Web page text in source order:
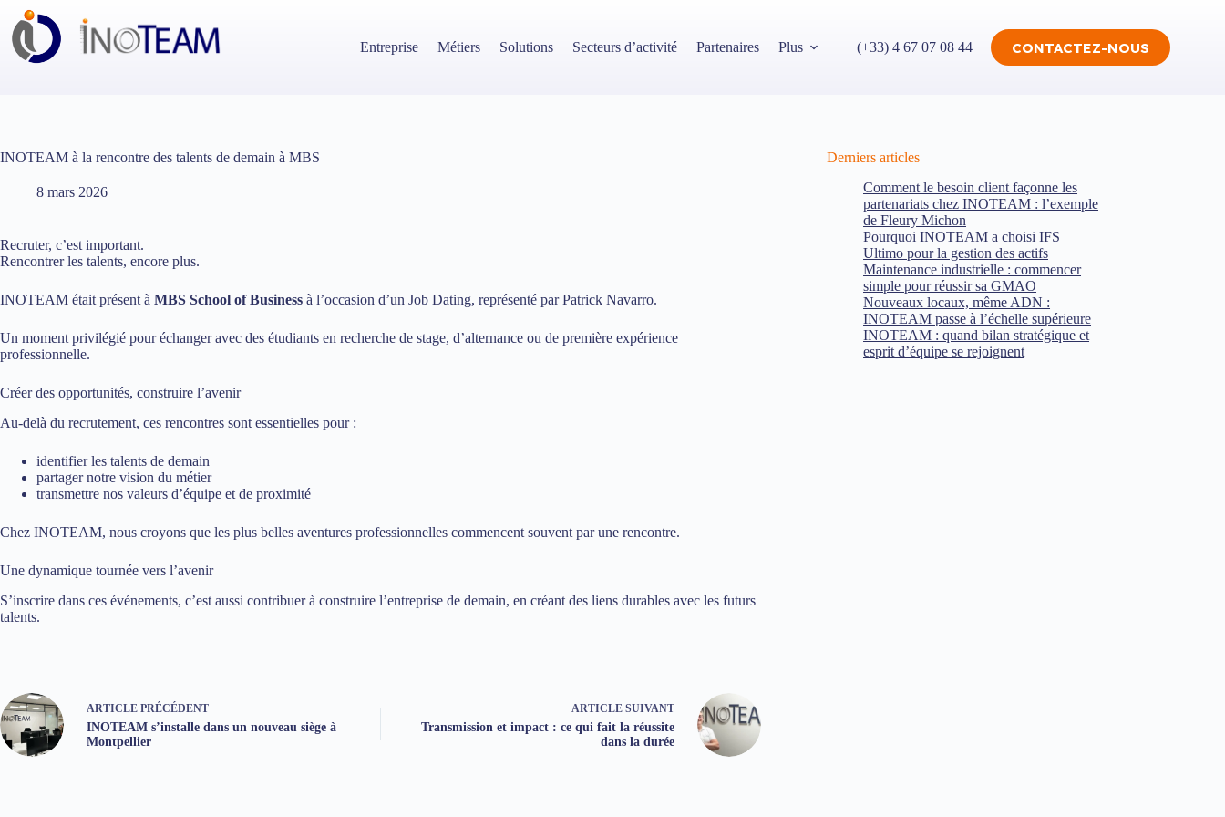
Passer
contenu
Entreprise Métiers Solutions Secteurs d’activité Partenaires Plus (+33) 4 67 07 08 44 CONTACTEZ-NOUS
INOTEAM à la rencontre des talents de demain à MBS
8 mars 2026
Recruter, c’est important.
Rencontrer les talents, encore plus.
INOTEAM était présent à MBS School of Business à l’occasion d’un Job Dating, représenté par Patrick Navarro.
Un moment privilégié pour échanger avec des étudiants en recherche de stage, d’alternance ou de première expérience
professionnelle.
Créer des opportunités, construire l’avenir
Au-delà du recrutement, ces rencontres sont essentielles pour :
identifier les talents de demain
partager notre vision du métier
transmettre nos valeurs d’équipe et de proximité
Chez INOTEAM, nous croyons que les plus belles aventures professionnelles commencent souvent par une rencontre.
Une dynamique tournée vers l’avenir
S’inscrire dans ces événements, c’est aussi contribuer à construire l’entreprise de demain, en créant des liens durables avec les futurs
talents.
ARTICLE PRÉCÉDENT
INOTEAM s’installe dans un nouveau siège à
Montpellier
ARTICLESUIVANT
Transmission et impact : ce qui fait la réussite
dans la durée
Derniers articles
Comment le besoin client façonne les
partenariats chez INOTEAM : l’exemple
de Fleury Michon
Pourquoi INOTEAM a choisi IFS
Ultimo pour la gestion des actifs
Maintenance industrielle : commencer
simple pour réussir sa GMAO
Nouveaux locaux, même ADN :
INOTEAM passe à l’échelle supérieure
INOTEAM : quand bilan stratégique et
esprit d’équipe se rejoignent